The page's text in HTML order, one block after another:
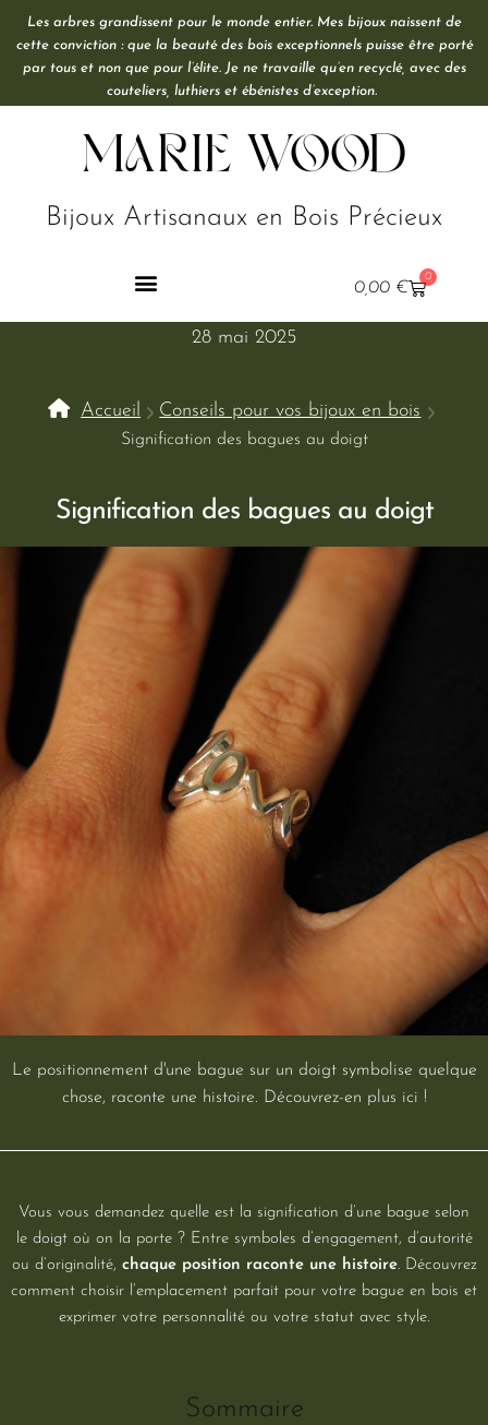
Les arbres grandissent pour le monde entier. Mes bijoux naissent de
cette conviction : que la beauté des bois exceptionnels puisse être porté
par tous et non que pour l’élite. Je ne travaille qu’en recyclé, avec des
couteliers, luthiers et ébénistes d’exception.
Marie Wood
Bijoux Artisanaux en Bois Précieux
0,00 €
0
28 mai 2025
Accueil Conseils pour vos bijoux en bois
Signification des bagues au doigt
Signification des bagues au doigt
Le positionnement d'une bague sur un doigt symbolise quelque
chose, raconte une histoire. Découvrez-en plus ici !
Vous vous demandez quelle est la signification d’une bague selon
le doigt où on la porte ? Entre symboles d’engagement, d’autorité
ou d’originalité, chaque position raconte une histoire. Découvrez
comment choisir l’emplacement parfait pour votre bague en bois et
exprimer votre personnalité ou votre statut avec style.
Sommaire